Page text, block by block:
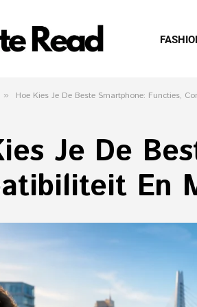
» Hoe Kies Je De Beste Smartphone: Functies,
Je De
En